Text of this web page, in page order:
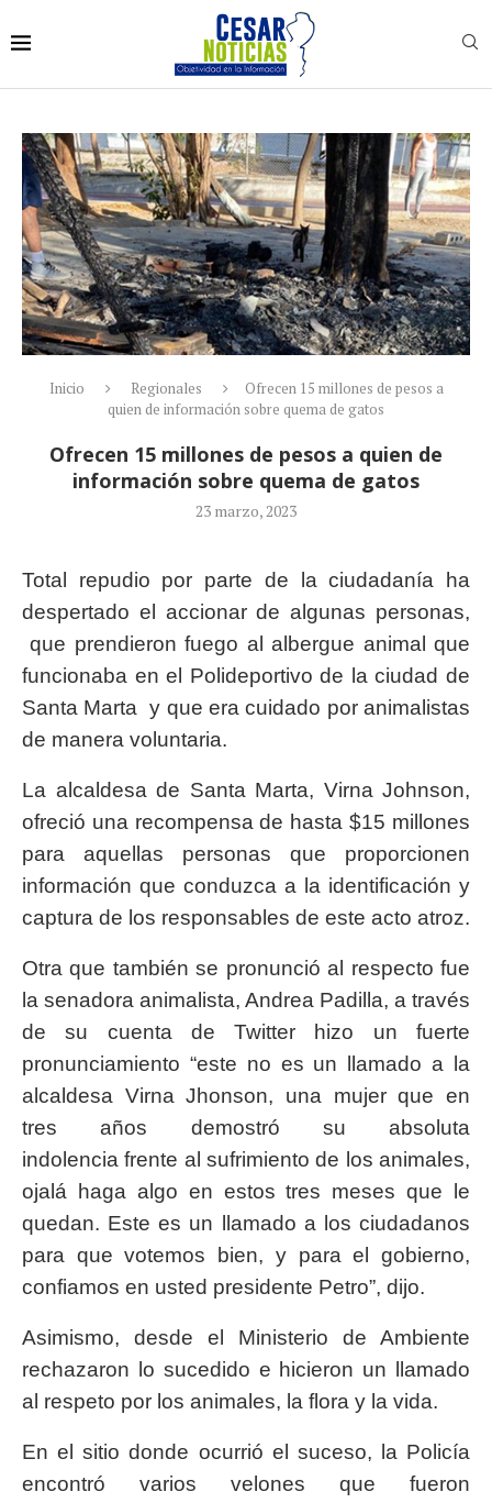
Inicio Regionales
Ofrecen 15 millones de pesos a
quien de información sobre quema de gatos
Ofrecen 15 millones de pesos a quien de
información sobre quema de gatos
23 marzo, 2023
Total repudio por parte de la ciudadanía ha
despertado el accionar de algunas personas,
que prendieron fuego al albergue animal que
funcionaba en el Polideportivo de la ciudad de
Santa Marta y que era cuidado por animalistas
de manera voluntaria.
La alcaldesa de Santa Marta, Virna Johnson,
ofreció una recompensa de hasta $15 millones
para aquellas personas que proporcionen
información que conduzca a la identificación y
captura de los responsables de este acto atroz.
Otra que también se pronunció al respecto fue
la senadora animalista, Andrea Padilla, a través
de su cuenta de Twitter hizo un fuerte
pronunciamiento “este no es un llamado a la
alcaldesa Virna Jhonson, una mujer que en
tres años demostró su absoluta
indolencia frente al sufrimiento de los animales,
ojalá haga algo en estos tres meses que le
quedan. Este es un llamado a los ciudadanos
para que votemos bien, y para el gobierno,
confiamos en usted presidente Petro”, dijo.
Asimismo, desde el Ministerio de Ambiente
rechazaron lo sucedido e hicieron un llamado
al respeto por los animales, la flora y la vida.
En el sitio donde ocurrió el suceso, la Policía
encontró varios velones que fueron